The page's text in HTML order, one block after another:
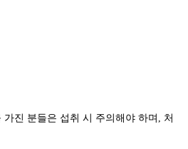
진 분들은 섭취 시 주의해야 하며, 처